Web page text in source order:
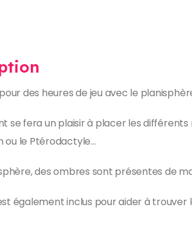
des heures de jeu avec le
se fera un plaisir à placer les
ou le Ptérodactyle…
des ombres sont présentes de
également inclus pour aider à